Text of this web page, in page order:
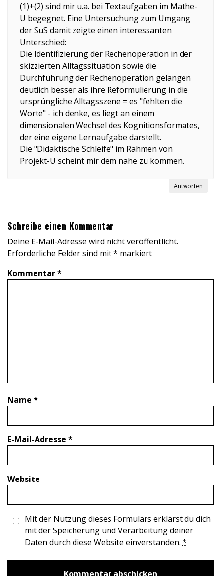
(1)+(2) sind mir u.a. bei Textaufgaben im Mathe-
U begegnet. Eine Untersuchung zum Umgang
der SuS damit zeigte einen interessanten
Unterschied:
Die Identifizierung der Rechenoperation in der
skizzierten Alltagssituation sowie die
Durchführung der Rechenoperation gelangen
deutlich besser als ihre Reformulierung in die
ursprüngliche Alltagsszene = es "fehlten die
Worte" - ich denke, es liegt an einem
dimensionalen Wechsel des Kognitionsformates,
der eine eigene Lernaufgabe darstellt.
Die "Didaktische Schleife" im Rahmen von
Projekt-U scheint mir dem nahe zu kommen.
Antworten
Schreibe einen Kommentar
Deine E-Mail-Adresse wird nicht veröffentlicht.
Erforderliche Felder sind mit* markiert
Kommentar*
Name *
E-Mail-Adresse *
Website
Mit der Nutzung dieses Formulars erklärst du dich
mit der Speicherung und Verarbeitung deiner
Daten durch diese Website einverstanden. *